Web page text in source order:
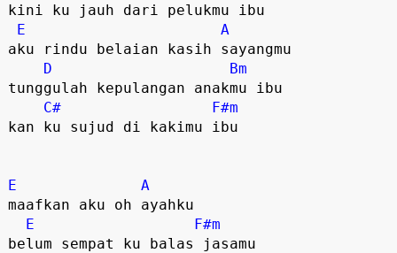
kini ku jauh dari pelukmu ibu
E
A
aku rindu belaian kasih sayangmu
D
Bm
tunggulah kepulangan anakmu ibu
C#
F#m
kan ku sujud di kakimu ibu
E
A
maafkan aku oh ayahku
E
F#m